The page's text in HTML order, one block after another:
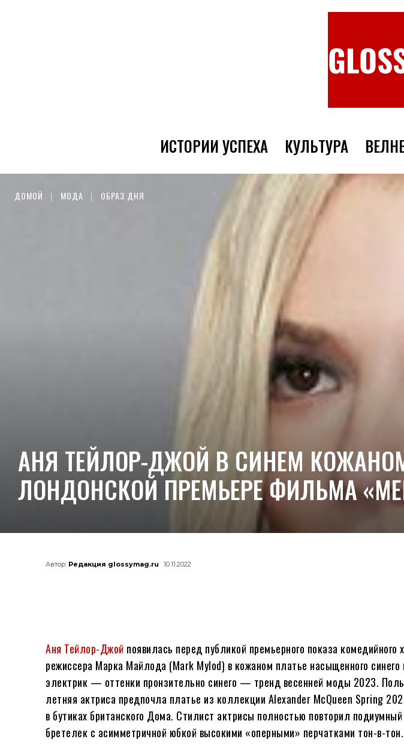
ИСТОРИИ УСПЕХА КУЛЬТУРА
ДОМОЙ МОДА ОБРАЗ ДНЯ
АНЯ ТЕЙЛОР-ДЖОЙ В СИНЕМ КОЖАНОМ
ЛОНДОНСКОЙ ПРЕМЬЕРЕ ФИЛЬМА
Автор: Редакция glossymag.ru 10.11.2022
Аня Тейлор-Джой появилась перед публикой премьерного показа
режиссера Марка Майлода (Mark Mylod) в кожаном платье насыщенного синего
электрик — оттенки пронзительно синего — тренд весенней моды 2023.
летняя актриса предпочла платье из коллекции Alexander McQueen Spring
в бутиках британского Дома. Стилист актрисы полностью повторил
бретелек с асимметричной юбкой высокими «оперными» перчатками тон-в-тон.